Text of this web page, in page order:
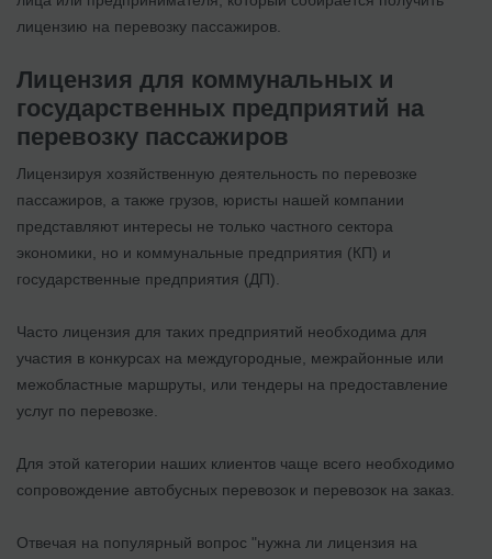
лицензию на перевозку пассажиров.
Лицензия для коммунальных и
государственных предприятий на
перевозку пассажиров
Лицензируя хозяйственную деятельность по перевозке
пассажиров, а также грузов, юристы нашей компании
представляют интересы не только частного сектора
экономики, но и коммунальные предприятия (КП) и
государственные предприятия (ДП).
Часто лицензия для таких предприятий необходима для
участия в конкурсах на междугородные, межрайонные или
межобластные маршруты, или тендеры на предоставление
услуг по перевозке.
Для этой категории наших клиентов чаще всего необходимо
сопровождение автобусных перевозок и перевозок на заказ.
Отвечая на популярный вопрос "нужна ли лицензия на